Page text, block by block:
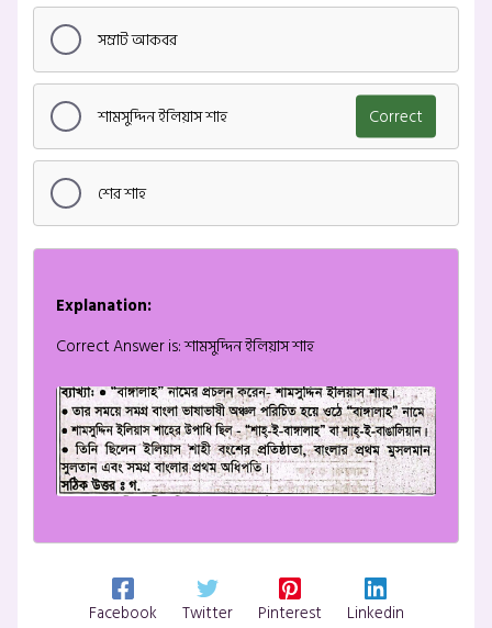
সম্রাট আকবর
শামসুদ্দিন ইলিয়াস শাহ Correct
শের শাহ
Explanation:
Correct Answer is: শামসুদ্দিন ইলিয়াস শাহ
Facebook Twitter Pinterest Linkedin